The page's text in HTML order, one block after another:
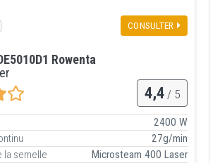
CONSULTER
Rowenta
4,4 / 5
2400 W
27g/min
la semelle
Microsteam 400 Laser